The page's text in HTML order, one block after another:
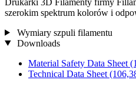
szerokim spektrum kolorów i
Wymiary szpuli filamentu
Downloads
Material Safety Data Sheet
Technical Data Sheet